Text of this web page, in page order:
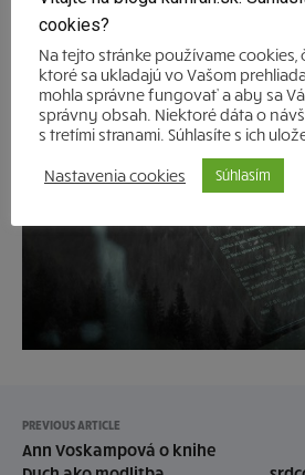
sa spieva takmer po celom svete.
že 25 rokov už aj na Slovensku.
PREVIOUS ARTICLE
Ann Voskampová o knihe
cookies?
Na tejto stránke používame cookies,
ktoré sa ukladajú vo Vašom
mohla správne fungovať a aby sa
správny obsah. Niektoré dáta o
s tretími stranami. Súhlasíte s ich
Nastavenia cookies Súhlasím